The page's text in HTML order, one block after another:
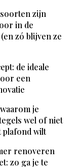
zijn
in de
zó blijven ze
de ideale
een
je
wel of niet
plafond wilt
renoveren
zo ga je te